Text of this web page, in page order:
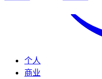
个人
商业